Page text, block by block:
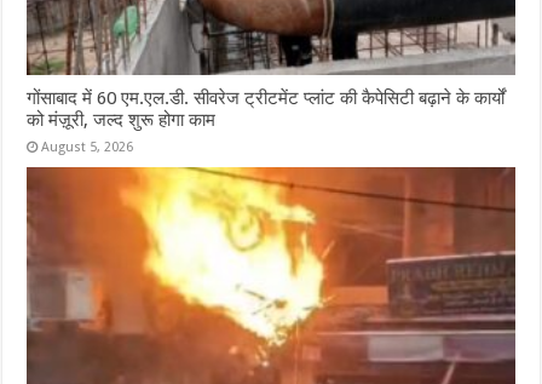
गोंसाबाद में 60 एम.एल.डी. सीवरेज ट्रीटमेंट प्लांट की कैपेसिटी बढ़ाने के कार्यों
को मंज़ूरी, जल्द शुरू होगा काम
August 5, 2026